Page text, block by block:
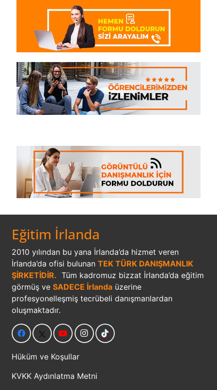
Eğitim İrlanda
2010 yılından bu yana İrlanda’da hizmet veren
İrlanda’da ofisi bulunan TEK TÜRK DANIŞMANLIK
ŞİRKETİDİR. Tüm kadromuz bizzat İrlanda’da eğitim
görmüş ve SADECE İrlanda üzerine
profesyonelleşmiş tecrübeli danışmanlardan
oluşmaktadır.
Hüküm ve Koşullar
KVKK Aydınlatma Metni